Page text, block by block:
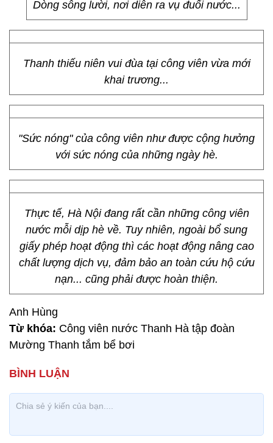
Dòng sông lười, nơi diễn ra vụ đuối nước...
Thanh thiếu niên vui đùa tại công viên vừa mới
khai trương...
"Sức nóng" của công viên như được cộng hưởng
với sức nóng của những ngày hè.
Thực tế, Hà Nội đang rất cần những công viên
nước mỗi dịp hè về. Tuy nhiên, ngoài bổ sung
giấy phép hoạt động thì các hoạt động nâng cao
chất lượng dịch vụ, đảm bảo an toàn cứu hộ cứu
nạn... cũng phải được hoàn thiện.
Anh Hùng
Từ khóa: Công viên nước Thanh Hà tập đoàn
Mường Thanh tắm bể bơi